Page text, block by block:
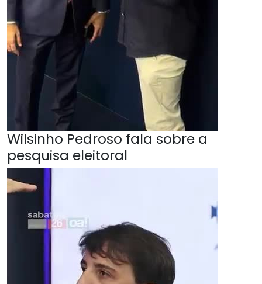
Wilsinho Pedroso fala sobre a
pesquisa eleitoral